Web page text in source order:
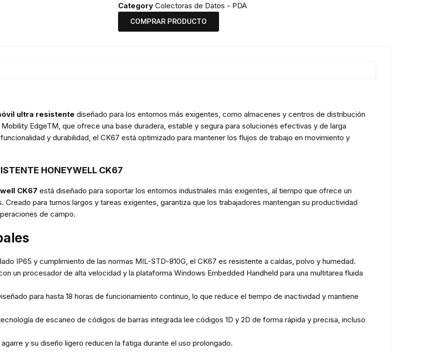
Category Colectoras de Datos - PDA
COMPRAR PRODUCTO
ultra resistente diseñado para los entornos más exigentes, como almacenes y centros de distribución
EdgeTM, que ofrece una base duradera, estable y segura para soluciones efectivas y de larga
y durabilidad, el CK67 está optimizado para mantener los flujos de trabajo en movimiento y
HONEYWELL CK67
CK67 está diseñado para soportar los entornos industriales más exigentes, al tiempo que ofrece un
Creado para turnos largos y tareas exigentes, garantiza que los trabajadores mantengan su productividad
de campo.
IP65 y cumplimiento de las normas MIL-STD-810G, el CK67 es resistente a caídas, polvo y humedad.
un procesador de alta velocidad y la plataforma Windows Embedded Handheld para una multitarea fluida
para hasta 18 horas de funcionamiento continuo, lo que reduce el tiempo de inactividad y mantiene
de escaneo de códigos de barras integrada lee códigos 1D y 2D de forma rápida y precisa, incluso
y su diseño ligero reducen la fatiga durante el uso prolongado.